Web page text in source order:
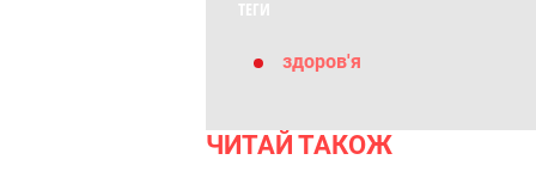
ТЕГИ
здоров'я
ЧИТАЙ ТАКОЖ